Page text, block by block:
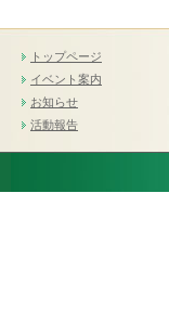
トップページ
イベント案内
お知らせ
活動報告